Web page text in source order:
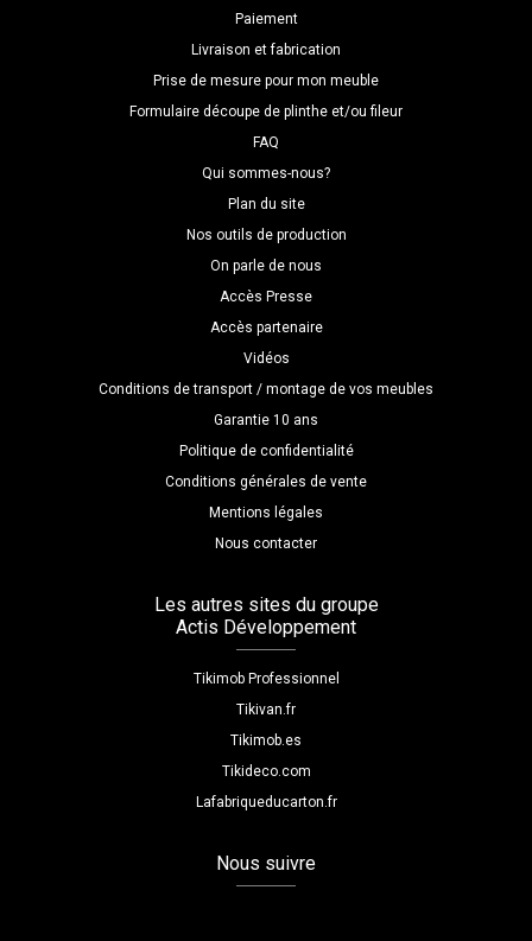
Paiement
Livraison et fabrication
Prise de mesure pour mon meuble
Formulaire découpe de plinthe et/ou fileur
FAQ
Qui sommes-nous?
Plan du site
Nos outils de production
On parle de nous
Accès Presse
Accès partenaire
Vidéos
Conditions de transport / montage de vos meubles
Garantie 10 ans
Politique de confidentialité
Conditions générales de vente
Mentions légales
Nous contacter
Les autres sites du groupe
Actis Développement
Tikimob Professionnel
Tikivan.fr
Tikimob.es
Tikideco.com
Lafabriqueducarton.fr
Nous suivre